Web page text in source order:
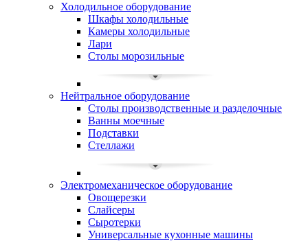
Холодильное оборудование
Шкафы холодильные
Камеры холодильные
Лари
Столы морозильные
Нейтральное оборудование
Столы производственные и разделочные
Ванны моечные
Подставки
Стеллажи
Электромеханическое оборудование
Овощерезки
Слайсеры
Сыротерки
Универсальные кухонные машины